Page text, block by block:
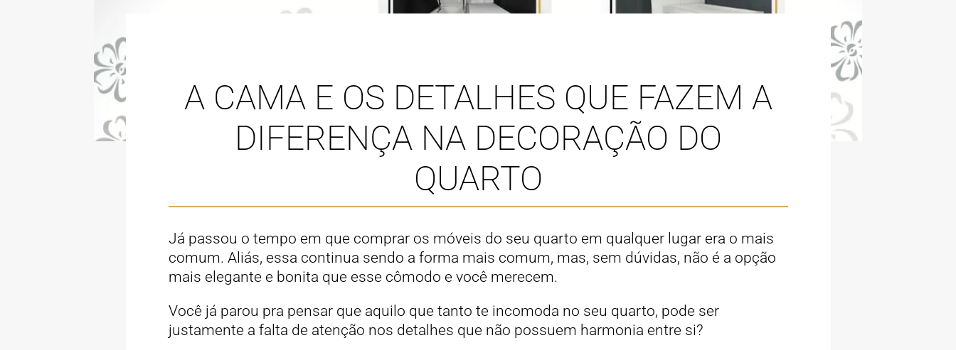
A CAMA E OS DETALHES QUE FAZEM A
DIFERENÇA NA DECORAÇÃO DO
QUARTO
Já passou o tempo em que comprar os móveis do seu quarto em qualquer lugar era o mais
comum. Aliás, essa continua sendo a forma mais comum, mas, sem dúvidas, não é a opção
mais elegante e bonita que esse cômodo e você merecem.
Você já parou pra pensar que aquilo que tanto te incomoda no seu quarto, pode ser
justamente a falta de atenção nos detalhes que não possuem harmonia entre si?